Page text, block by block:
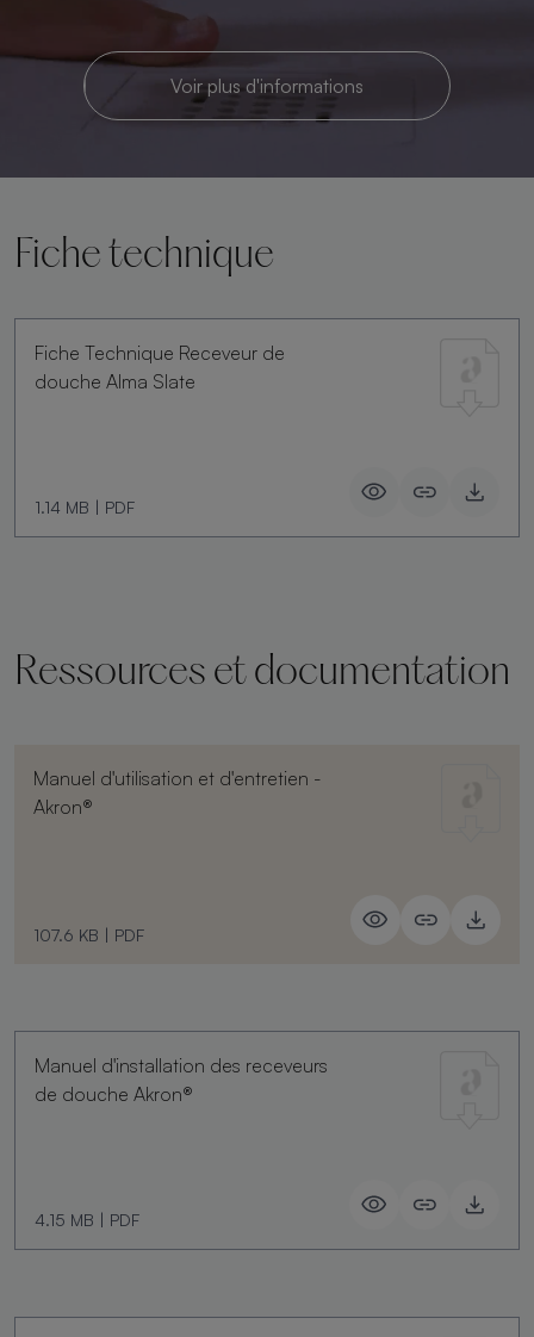
Voir plus d'informations
Fiche technique
Fiche Technique Receveur de
douche Alma Slate
1.14 MB | PDF
Ressources et documentation
Manuel d'utilisation et d'entretien -
Akron®
107.6 KB | PDF
Manuel d'installation des receveurs
de douche Akron®
4.15 MB | PDF